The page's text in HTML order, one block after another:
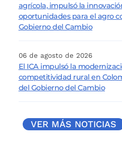
agrícola, impulsó la
oportunidades para el agro
Gobierno del Cambio
06 de agosto de 2026
El ICA impulsó la
competitividad rural en
del Gobierno del Cambio
VER MÁS NOTICIAS